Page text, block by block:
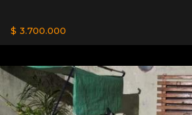
$ 3.700.000